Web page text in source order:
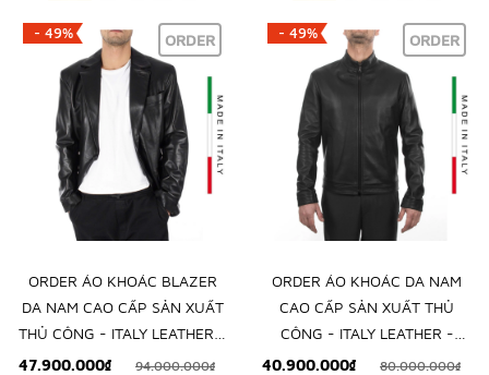
- 49% ORDER
ORDER ÁO KHOÁC BLAZER
DA NAM CAO CẤP SẢN XUẤT
THỦ CÔNG - ITALY LEATHER -
NHẬP KHẨU CHÍNH NGẠCH
47.900.000₫ 94.000.000₫
- 49% ORDER
ORDER ÁO KHOÁC DA NAM
CAO CẤP SẢN XUẤT THỦ
CÔNG - ITALY LEATHER -
NHẬP KHẨU CHÍNH NGẠCH
40.900.000₫ 80.000.000₫